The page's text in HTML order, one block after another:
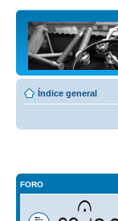
Índice general
FORO